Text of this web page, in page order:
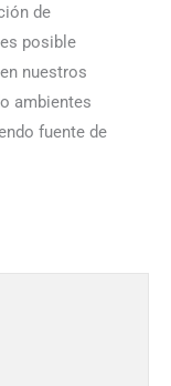
de
posible
nuestros
ambientes
fuente de